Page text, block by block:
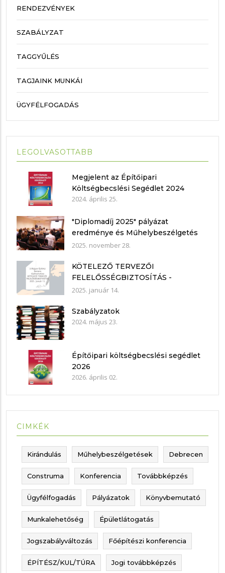
RENDEZVÉNYEK
SZABÁLYZAT
TAGGYŰLÉS
TAGJAINK MUNKÁI
ÜGYFÉLFOGADÁS
LEGOLVASOTTABB
Megjelent az Építőipari
Költségbecslési Segédlet 2024
2024. április 25.
"Diplomadíj 2025" pályázat
eredménye és Műhelybeszélgetés
2025.11.21.
2025. november 28.
KÖTELEZŐ TERVEZŐI
FELELŐSSÉGBIZTOSÍTÁS -
nyilatkozat mintákkal
2025. január 14.
Szabályzatok
2024. május 23.
Építőipari költségbecslési segédlet
2026
2026. április 02.
CIMKÉK
Kirándulás Műhelybeszélgetések Debrecen
Construma Konferencia Továbbképzés
Ügyfélfogadás Pályázatok Könyvbemutató
Munkalehetőség Épületlátogatás
Jogszabályváltozás Főépítészi konferencia
ÉPÍTÉSZ/KUL/TÚRA Jogi továbbképzés